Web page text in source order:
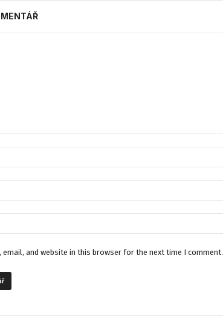
email, and website in this browser for the next time I comment.